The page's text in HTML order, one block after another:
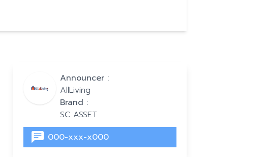
Announcer :
AllLiving
Brand :
SC ASSET
000-xxx-x000